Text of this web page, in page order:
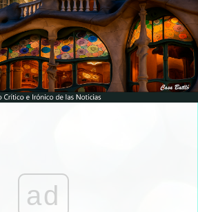
ad